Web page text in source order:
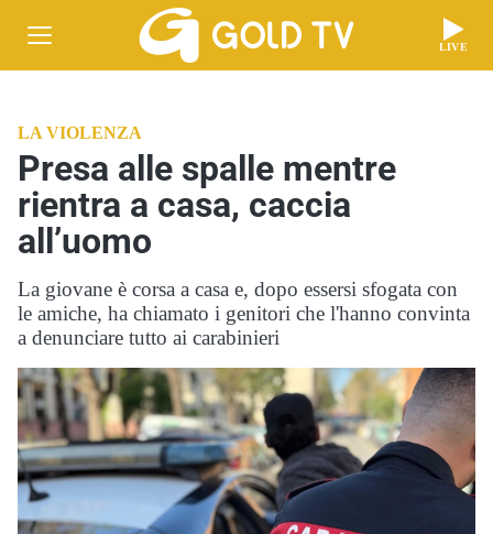
LIVE
LA VIOLENZA
Presa alle spalle mentre
rientra a casa, caccia
all’uomo
La giovane è corsa a casa e, dopo essersi sfogata con
le amiche, ha chiamato i genitori che l'hanno convinta
a denunciare tutto ai carabinieri